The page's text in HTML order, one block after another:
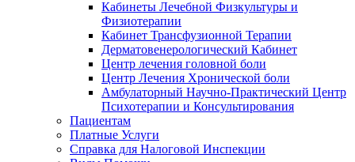
Кабинеты Лечебной Физкультуры и
Физиотерапии
Кабинет Трансфузионной Терапии
Дерматовенерологический Кабинет
Центр лечения головной боли
Центр Лечения Хронической боли
Амбулаторный Научно-Практический Центр
Психотерапии и Консультирования
Пациентам
Платные Услуги
Справка для Налоговой Инспекции